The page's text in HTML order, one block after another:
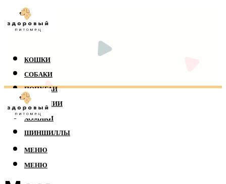
КОШКИ
СОБАКИ
ПОПУГАИ
РЕПТИЛИИ
ХОМЯКИ
ШИНШИЛЛЫ
МЕНЮ
МЕНЮ